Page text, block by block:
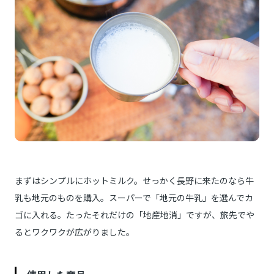
まずはシンプルにホットミルク。せっかく長野に来たのなら牛
乳も地元のものを購入。スーパーで「地元の牛乳」を選んでカ
ゴに入れる。たったそれだけの「地産地消」ですが、旅先でや
るとワクワクが広がりました。